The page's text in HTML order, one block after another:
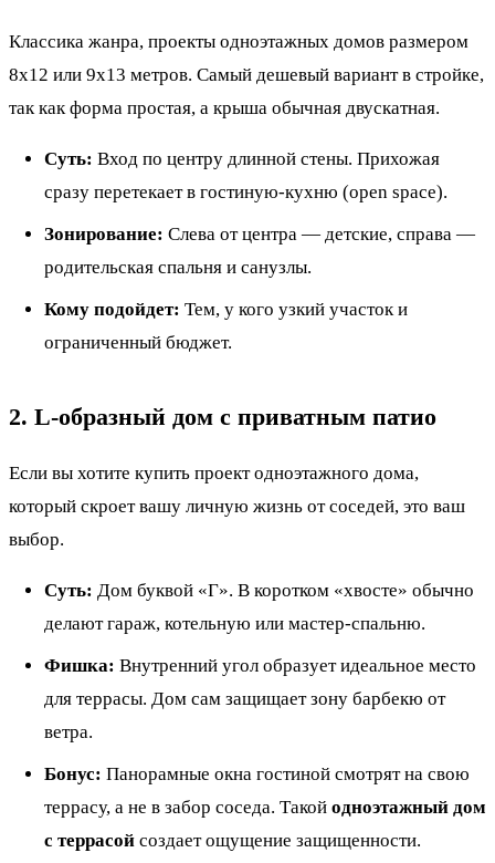
Классика жанра, проекты одноэтажных домов размером
8х12 или 9х13 метров. Самый дешевый вариант в стройке,
так как форма простая, а крыша обычная двускатная.
Суть: Вход по центру длинной стены. Прихожая
сразу перетекает в гостиную-кухню (open space).
Зонирование: Слева от центра — детские, справа —
родительская спальня и санузлы.
Кому подойдет: Тем, у кого узкий участок и
ограниченный бюджет.
2. L-образный дом с приватным патио
Если вы хотите купить проект одноэтажного дома,
который скроет вашу личную жизнь от соседей, это ваш
выбор.
Суть: Дом буквой «Г». В коротком «хвосте» обычно
делают гараж, котельную или мастер-спальню.
Фишка: Внутренний угол образует идеальное место
для террасы. Дом сам защищает зону барбекю от
ветра.
Бонус: Панорамные окна гостиной смотрят на свою
террасу, а не в забор соседа. Такой одноэтажный дом
с террасой создает ощущение защищенности.